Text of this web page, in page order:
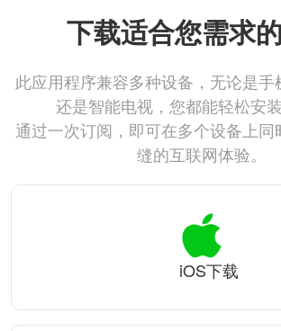
下载适合您需求
此应用程序兼容多种设备，无论是手
还是智能电视，您都能轻松安装
通过一次订阅，即可在多个设备上
缝的互联网体验。
iOS下载